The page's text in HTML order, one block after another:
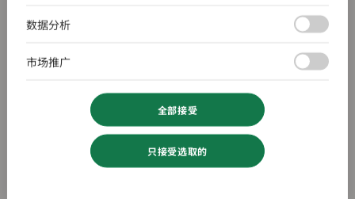
数据分析
市场推广
全部接受
只接受选取的